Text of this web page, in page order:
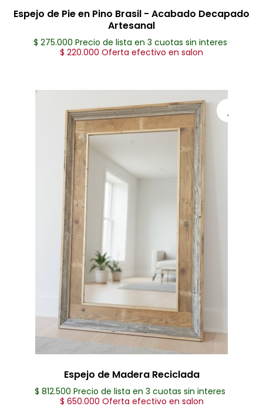
Espejo de Pie en Pino Brasil - Acabado Decapado
Artesanal
$ 275.000 Precio de lista en 3 cuotas sin interes
$ 220.000 Oferta efectivo en salon
Espejo de Madera Reciclada
$ 812.500 Precio de lista en 3 cuotas sin interes
$ 650.000 Oferta efectivo en salon